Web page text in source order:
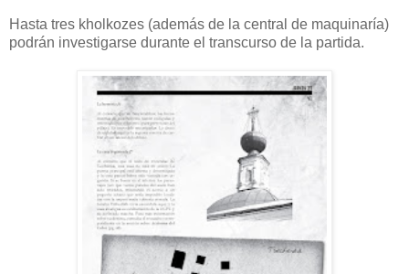
Hasta tres kholkozes (además de la central de maquinaría)
podrán investigarse durante el transcurso de la partida.